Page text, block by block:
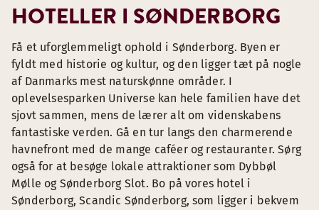
HOTELLER I SØNDERBORG
Få et uforglemmeligt ophold i Sønderborg. Byen er
fyldt med historie og kultur, og den ligger tæt på nogle
af Danmarks mest naturskønne områder. I
oplevelsesparken Universe kan hele familien have det
sjovt sammen, mens de lærer alt om videnskabens
fantastiske verden. Gå en tur langs den charmerende
havnefront med de mange caféer og restauranter. Sørg
også for at besøge lokale attraktioner som Dybbøl
Mølle og Sønderborg Slot. Bo på vores hotel i
Sønderborg, Scandic Sønderborg, som ligger i bekvem